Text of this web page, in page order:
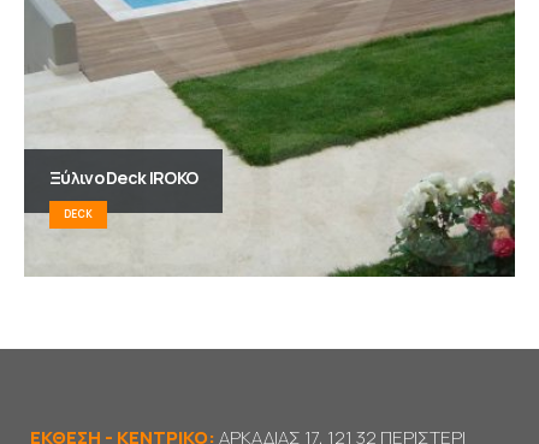
Ξύλινο Deck IROKO
DECK
ΕΚΘΕΣΗ - ΚΕΝΤΡΙΚΟ:ΑΡΚΑΔΙΑΣ 17, 121 32 ΠΕΡΙΣΤΕΡΙ